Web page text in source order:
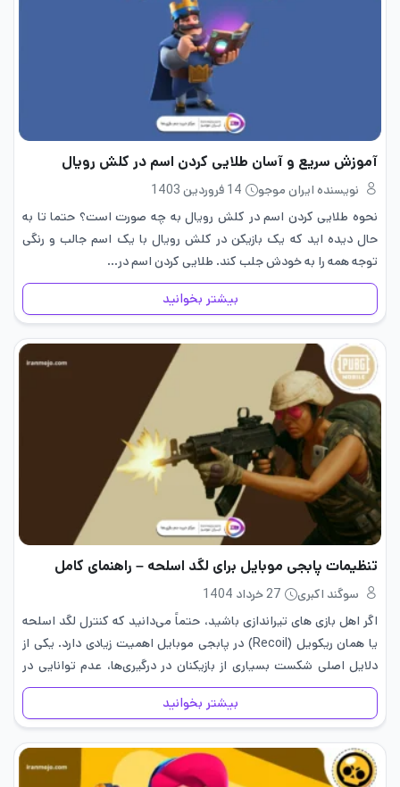
آموزش سریع و آسان طلایی کردن اسم در کلش رویال
نویسنده ایران موجو
14 فروردین 1403
نحوه طلایی کردن اسم در کلش رویال به چه صورت است؟ حتما تا به
حال دیده ‌اید که یک بازیکن در کلش رویال با یک اسم جالب و رنگی
توجه همه را به خودش جلب کند. طلایی کردن اسم در…
بیشتر بخوانید
تنظیمات پابجی موبایل برای لگد اسلحه – راهنمای کامل
سوگند اکبری
27 خرداد 1404
اگر اهل بازی های تیراندازی باشید، حتماً می‌دانید که کنترل لگد اسلحه
یا همان ریکویل (Recoil) در پابجی موبایل اهمیت زیادی دارد. یکی از
دلایل اصلی شکست بسیاری از بازیکنان در درگیری‌ها، عدم توانایی در
کنترل لگد اسلحه است. اما…
بیشتر بخوانید